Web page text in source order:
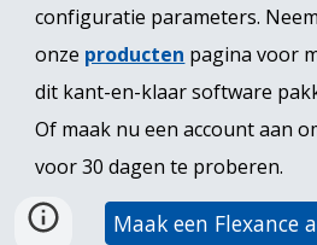
configuratie parameters.
onze producten pagina voor
dit kant-en-klaar software
Of maak nu een account aan
voor 30 dagen te proberen.
Maak een Flexance